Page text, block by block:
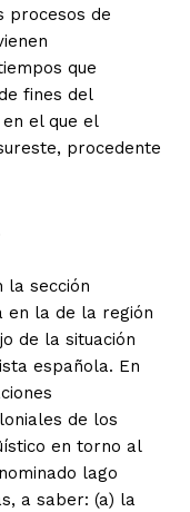
procesos de
que
fines del
en el que el
procedente
la sección
en la de la región
de la situación
española. En
de los
en torno al
lago
a saber: (a) la